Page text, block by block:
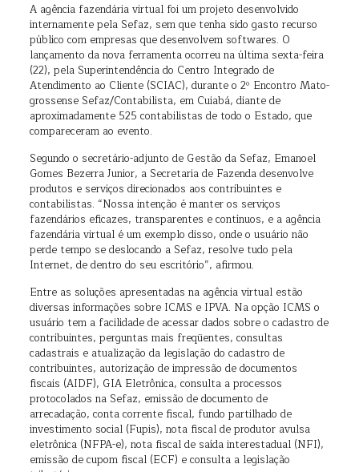
A agência fazendária virtual foi um projeto desenvolvido
internamente pela Sefaz, sem que tenha sido gasto recurso
público com empresas que desenvolvem softwares. O
lançamento da nova ferramenta ocorreu na última sexta-feira
(22), pela Superintendência do Centro Integrado de
Atendimento ao Cliente (SCIAC), durante o 2º Encontro Mato-
grossense Sefaz/Contabilista, em Cuiabá, diante de
aproximadamente 525 contabilistas de todo o Estado, que
compareceram ao evento.
Segundo o secretário-adjunto de Gestão da Sefaz, Emanoel
Gomes Bezerra Junior, a Secretaria de Fazenda desenvolve
produtos e serviços direcionados aos contribuintes e
contabilistas. “Nossa intenção é manter os serviços
fazendários eficazes, transparentes e contínuos, e a agência
fazendária virtual é um exemplo disso, onde o usuário não
perde tempo se deslocando a Sefaz, resolve tudo pela
Internet, de dentro do seu escritório”, afirmou.
Entre as soluções apresentadas na agência virtual estão
diversas informações sobre ICMS e IPVA. Na opção ICMS o
usuário tem a facilidade de acessar dados sobre o cadastro de
contribuintes, perguntas mais freqüentes, consultas
cadastrais e atualização da legislação do cadastro de
contribuintes, autorização de impressão de documentos
fiscais (AIDF), GIA Eletrônica, consulta a processos
protocolados na Sefaz, emissão de documento de
arrecadação, conta corrente fiscal, fundo partilhado de
investimento social (Fupis), nota fiscal de produtor avulsa
eletrônica (NFPA-e), nota fiscal de saída interestadual (NFI),
emissão de cupom fiscal (ECF) e consulta a legislação